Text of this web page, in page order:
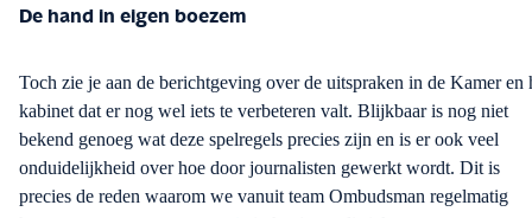
De hand in eigen boezem
Toch zie je aan de berichtgeving over de uitspraken in de Kamer en
kabinet dat er nog wel iets te verbeteren valt. Blijkbaar is nog niet
bekend genoeg wat deze spelregels precies zijn en is er ook veel
onduidelijkheid over hoe door journalisten gewerkt wordt. Dit is
precies de reden waarom we vanuit team Ombudsman regelmatig